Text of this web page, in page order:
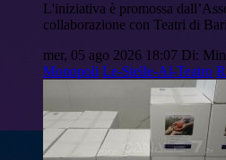
L'iniziativa è promossa
collaborazione con Teatri di
mer, 05 ago 2026 18:07 Di:
Monopoli Le-Stelle-Al-Teatro